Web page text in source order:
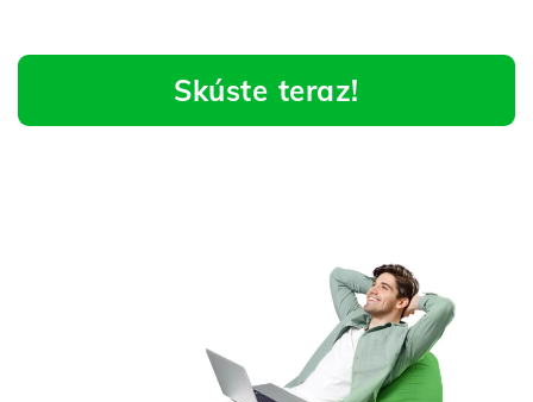
Skúste teraz!